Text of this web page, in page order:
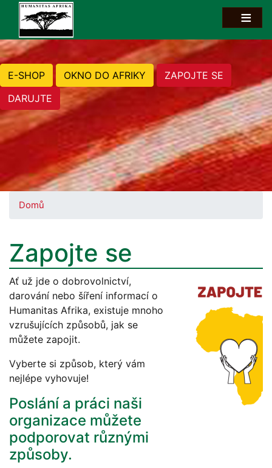
E-SHOP OKNO DO AFRIKY
ZAPOJTE SE
DARUJTE
Domů
Zapojte se
Ať už jde o dobrovolnictví,
darování nebo šíření informací o
Humanitas Afrika, existuje mnoho
vzrušujících způsobů, jak se
můžete zapojit.
Vyberte si způsob, který vám
nejlépe vyhovuje!
Poslání a práci naši
organizace můžete
podporovat různými
způsoby.